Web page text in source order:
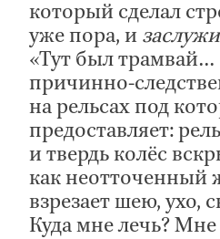
который сделал
уже пора, и
«Тут был трамвай…
причинно-
на рельсах под
предоставляет:
и твердь колёс
как неотточенный
взрезает шею, ухо,
Куда мне лечь? Мне